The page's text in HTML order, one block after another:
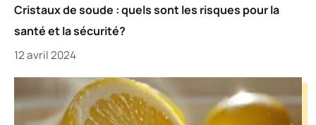
Cristaux de soude : quels sont les risques pour la
santé et la sécurité?
12 avril 2024